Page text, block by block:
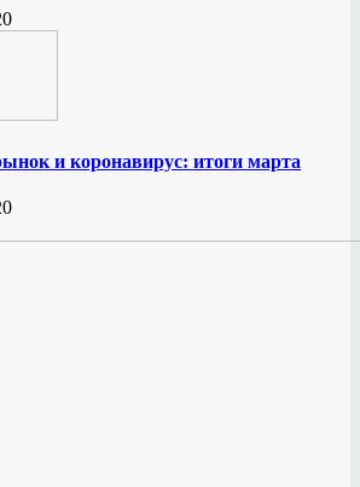
и коронавирус: итоги марта